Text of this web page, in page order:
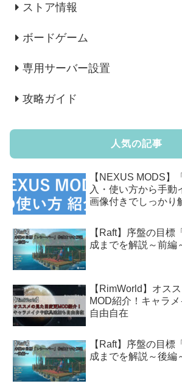
ストア情報
ボードゲーム
専用サーバー設置
攻略ガイド
人気の記事
【NEXUS MODS】
入・使い方から手動
画像付きでしっかり
【Raft】序盤の目標
成までを解説～前編
【RimWorld】オス
MOD紹介！キャラ
自由自在
【Raft】序盤の目標
成までを解説～後編